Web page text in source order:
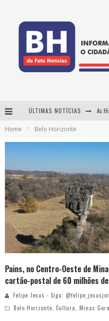
ÚLTIMAS NOTÍCIAS
Home Belo Horizonte
Pains, no Centro-Oeste de
cartão-postal de 60 milhões
Felipe Jesus - Siga:
Belo Horizonte, Cultura, Minas